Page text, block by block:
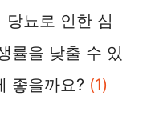
뇨로 인한 심
률을 낮출 수 있
좋을까요? (1)